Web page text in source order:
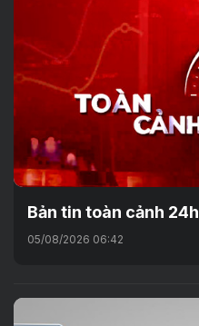
Bản tin toàn cảnh
05/08/2026 06:42